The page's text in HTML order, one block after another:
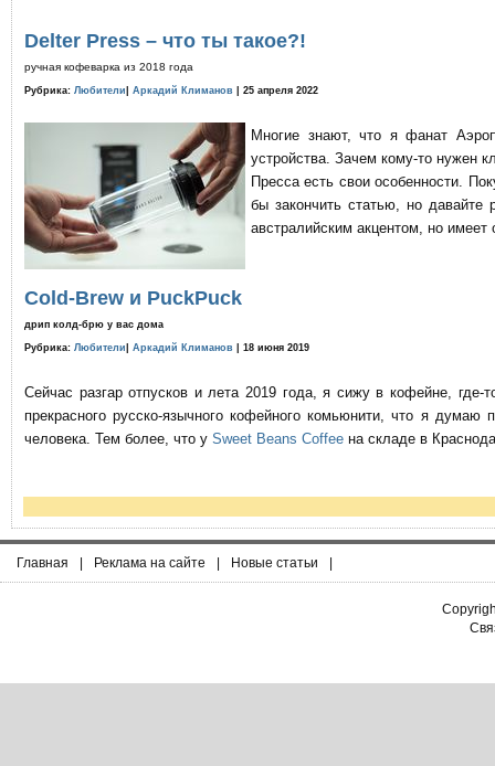
Delter Press – что ты такое?!
ручная кофеварка из 2018 года
Рубрика: Любители Аркадий Климанов | 25 апреля 2022
Многие знают, что я фанат
устройства. Зачем кому-то нужен
Пресса есть свои особенности.
бы закончить статью, но давайте
австралийским акцентом, но имеет
Cold-Brew и PuckPuck
дрип колд-брю у вас дома
Рубрика: Любители Аркадий Климанов | 18 июня 2019
Сейчас разгар отпусков и лета 2019 года, я сижу в кофейне,
прекрасного русско-язычного кофейного комьюнити, что я
человека. Тем более, что у Sweet Beans Coffee на складе в
Главная | Реклама на сайте | Новые статьи |